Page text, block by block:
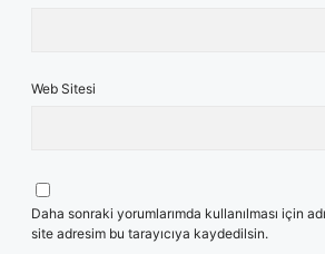
Web Sitesi
Daha sonraki yorumlarımda kullanılması için
site adresim bu tarayıcıya kaydedilsin.